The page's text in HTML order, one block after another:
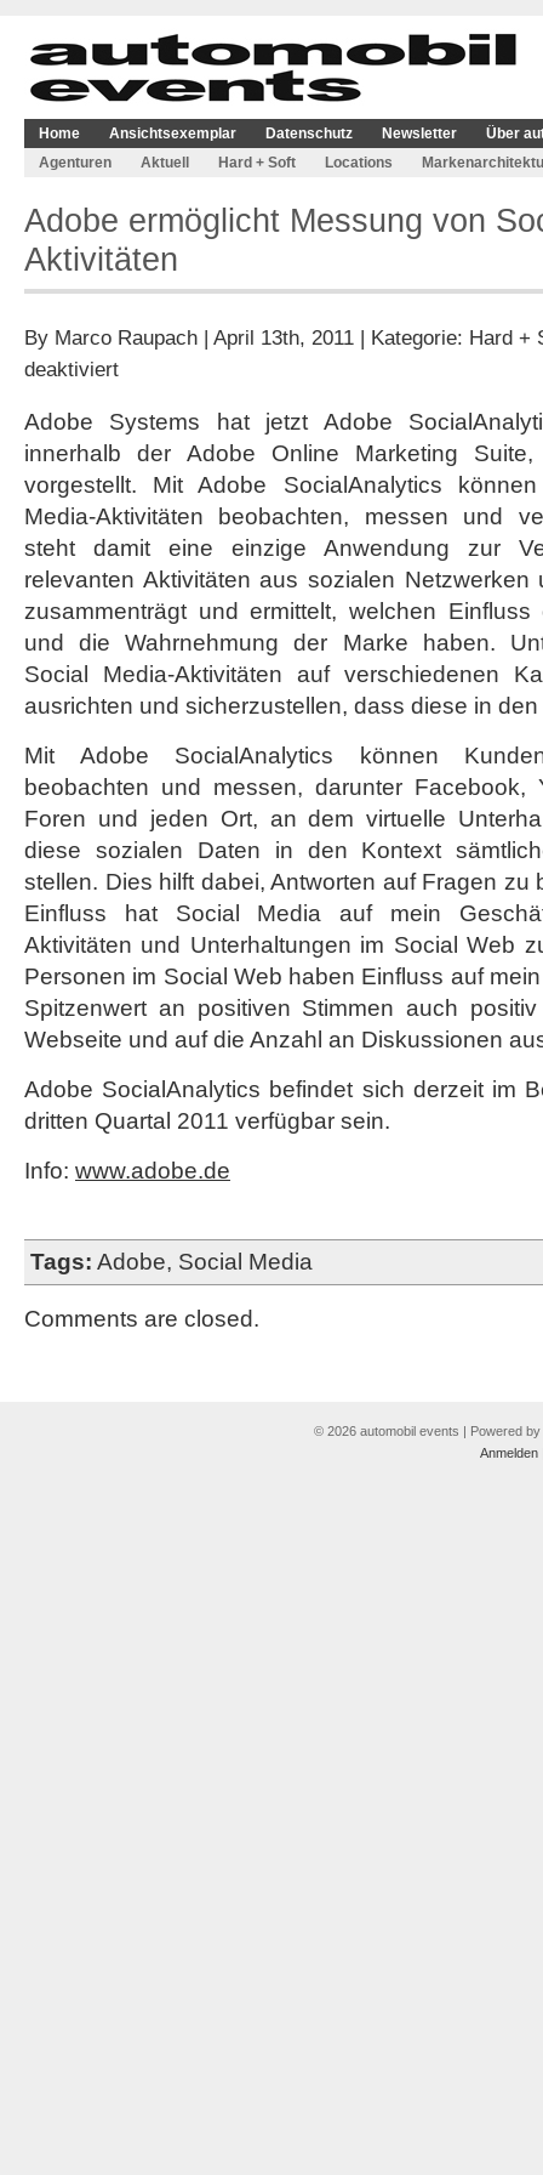
Home Ansichtsexemplar Datenschutz Newsletter
Über
Agenturen
Aktuell Hard + Soft Locations
Adobe ermöglicht Messung von
Aktivitäten
By Marco Raupach | April 13th, 2011 | Kategorie: Hard +
deaktiviertfür
Messung
von
Media-
Aktivitäten
Adobe Systems hat jetzt Adobe
innerhalb der Adobe Online Marketing
vorgestellt. Mit Adobe SocialAnalytics
Media-Aktivitäten beobachten, messen und
steht damit eine einzige Anwendung zur
relevanten Aktivitäten aus sozialen Netzwerken
zusammenträgt und ermittelt, welchen
und die Wahrnehmung der Marke haben.
Social Media-Aktivitäten auf verschiedenen
ausrichten und sicherzustellen, dass diese in
Mit Adobe SocialAnalytics können
beobachten und messen, darunter Facebook,
Foren und jeden Ort, an dem virtuelle
diese sozialen Daten in den Kontext
stellen. Dies hilft dabei, Antworten auf Fragen zu
Einfluss hat Social Media auf mein
Aktivitäten und Unterhaltungen im Social Web
Personen im Social Web haben Einfluss auf
Spitzenwert an positiven Stimmen auch
Webseite und auf die Anzahl an Diskussionen
Adobe SocialAnalytics befindet sich derzeit im
dritten Quartal 2011 verfügbar sein.
Info: www.adobe.de
Tags: Adobe, Social Media
Comments are closed.
© 2026 automobil events | Powered by
Anmelden|